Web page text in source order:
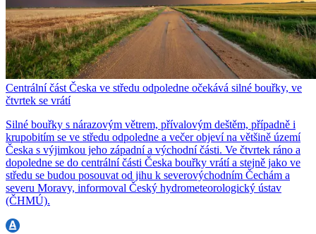
Centrální část Česka ve středu odpoledne očekává silné bouřky, ve
čtvrtek se vrátí
Silné bouřky s nárazovým větrem, přívalovým deštěm, případně i
krupobitím se ve středu odpoledne a večer objeví na většině území
Česka s výjimkou jeho západní a východní části. Ve čtvrtek ráno a
dopoledne se do centrální části Česka bouřky vrátí a stejně jako ve
středu se budou posouvat od jihu k severovýchodním Čechám a
severu Moravy, informoval Český hydrometeorologický ústav
(ČHMÚ).